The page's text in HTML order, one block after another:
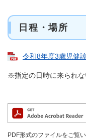
日程・場所
令和8年度3歳児健
※指定の日時に来られな
PDF形式のファイルをご覧